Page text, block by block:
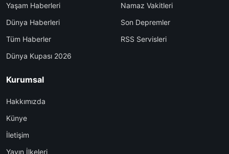
Yaşam Haberleri
Dünya Haberleri
Tüm Haberler
Dünya Kupası 2026
Namaz Vakitleri
Son Depremler
RSS Servisleri
Kurumsal
Hakkımızda
Künye
İletişim
Yayın İlkeleri